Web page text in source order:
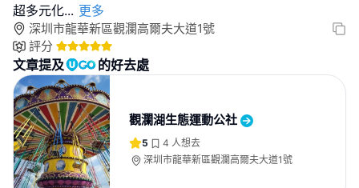
超多元化... 更多
深圳市龍華新區觀瀾高爾夫大道1號
評分
文章提及 的好去處
觀瀾湖生態運動公社
5 4 人想去
深圳市龍華新區觀瀾高爾夫大道1號